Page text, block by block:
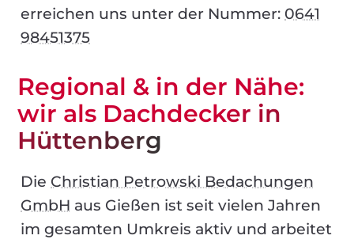
erreichen uns unter der Nummer: 0641
98451375
Regional & in der Nähe:
wir als Dachdecker in
Hüttenberg
Die Christian Petrowski Bedachungen
GmbH aus Gießen ist seit vielen Jahren
im gesamten Umkreis aktiv und arbeitet